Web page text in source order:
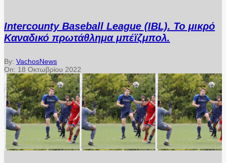
Intercounty Baseball League (IBL). Το μικρό
Καναδικό πρωτάθλημα μπέϊζμπολ.
By: VachosNews
On: 18 Οκτωβρίου 2022